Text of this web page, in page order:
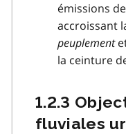
émissions
accroissant
peuplement
la ceinture
1.2.3
fluviales